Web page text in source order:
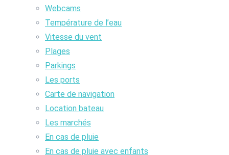
Webcams
Température de l’eau
Vitesse du vent
Plages
Parkings
Les ports
Carte de navigation
Location bateau
Les marchés
En cas de pluie
En cas de pluie avec enfants